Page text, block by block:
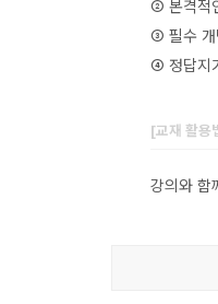
② 본격적
③ 필수 개
④ 정답지
[교재 활용
강의와 함